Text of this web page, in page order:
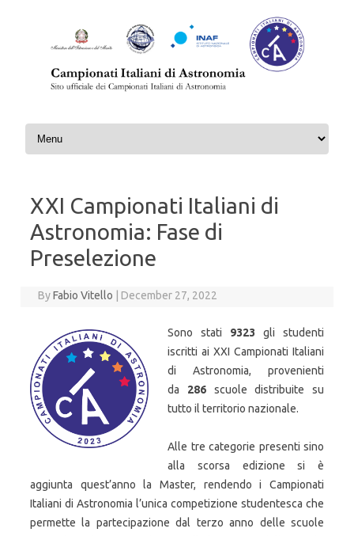
Skip to content
XXI Campionati Italiani di
Astronomia: Fase di
Preselezione
ByFabio Vitello December 27, 2022
Sono stati 9323 gli studenti
iscritti ai XXI Campionati Italiani
di Astronomia, provenienti
da 286scuole distribuite su
tutto il territorio nazionale.
Alle tre categorie presenti sino
alla scorsa edizione si è
aggiunta quest’anno la Master, rendendo i Campionati
Italiani di Astronomia l’unica competizione studentesca che
permette la partecipazione dal terzo anno delle scuole